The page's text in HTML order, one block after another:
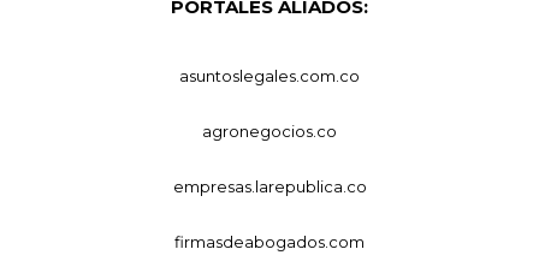
PORTALES ALIADOS:
asuntoslegales.com.co
agronegocios.co
empresas.larepublica.co
firmasdeabogados.com